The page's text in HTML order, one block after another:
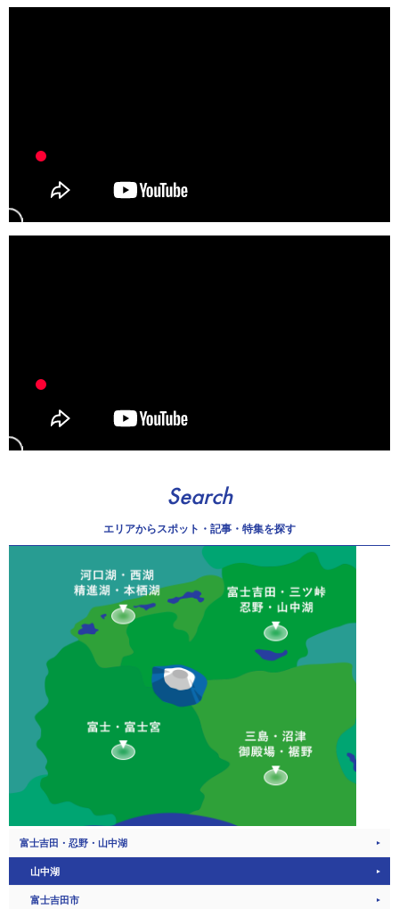
Search
エリアからスポット・記事・特集を探す
富士吉田・忍野・山中湖
山中湖
富士吉田市